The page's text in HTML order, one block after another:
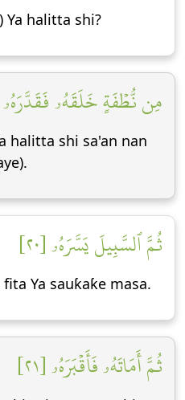
Ya halitta shi?
مِن نُّطۡفَةٍ خَلَقَهُۥ فَقَدَّرَهُۥ
halitta shi sa'an nan
ثُمَّ ٱلسَّبِيلَ يَسَّرَهُۥ [٢٠]
Ya sauƙaƙe masa.
ثُمَّ أَمَاتَهُۥ فَأَقۡبَرَهُۥ [٢١]